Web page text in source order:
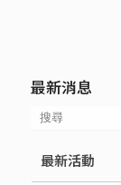
最新消息
最新活動